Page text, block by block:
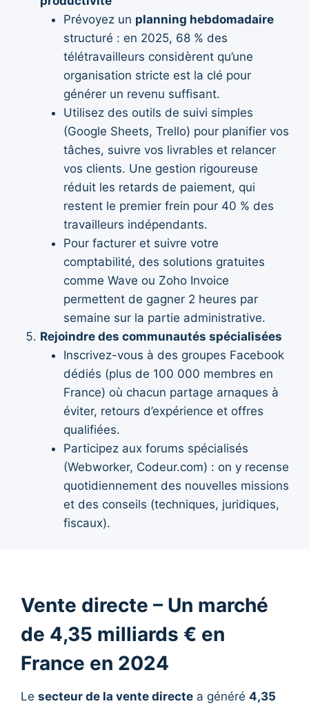
Prévoyez un planning hebdomadaire
structuré : en 2025, 68 % des
télétravailleurs considèrent qu’une
organisation stricte est la clé pour
générer un revenu suffisant.
Utilisez des outils de suivi simples
(Google Sheets, Trello) pour planifier vos
tâches, suivre vos livrables et relancer
vos clients. Une gestion rigoureuse
réduit les retards de paiement, qui
restent le premier frein pour 40 % des
travailleurs indépendants.
Pour facturer et suivre votre
comptabilité, des solutions gratuites
comme Wave ou Zoho Invoice
permettent de gagner 2 heures par
semaine sur la partie administrative.
Rejoindre des communautés spécialisées
Inscrivez-vous à des groupes Facebook
dédiés (plus de 100 000 membres en
France) où chacun partage arnaques à
éviter, retours d’expérience et offres
qualifiées.
Participez aux forums spécialisés
(Webworker, Codeur.com) : on y recense
quotidiennement des nouvelles missions
et des conseils (techniques, juridiques,
fiscaux).
Vente directe – Un marché
de 4,35 milliards € en
France en 2024
Le secteur de la vente directe a généré 4,35